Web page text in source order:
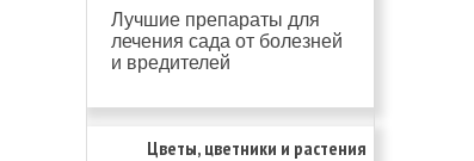
Лучшие препараты для
лечения сада от болезней
и вредителей
Цветы, цветники и растения